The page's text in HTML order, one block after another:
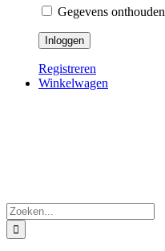
Gegevens onthouden
Registreren
Winkelwagen
Zoeken
naar: